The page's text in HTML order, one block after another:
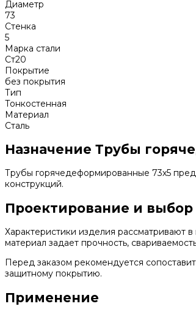
Диаметр
73
Стенка
5
Марка стали
Ст20
Покрытие
без покрытия
Тип
Тонкостенная
Материал
Сталь
Назначение Трубы
Трубы горячедеформированные 73х5
конструкций.
Проектирование и
Характеристики изделия рассматривают
материал задает прочность,
Перед заказом рекомендуется
защитному покрытию.
Применение